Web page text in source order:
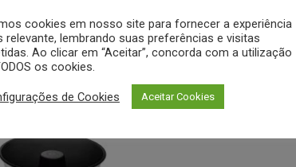
cookies em nosso site para fornecer a experiência
relevante, lembrando suas preferências e visitas
Ao clicar em “Aceitar”, concorda com a utilização
os cookies.
de Cookies Aceitar Cookies